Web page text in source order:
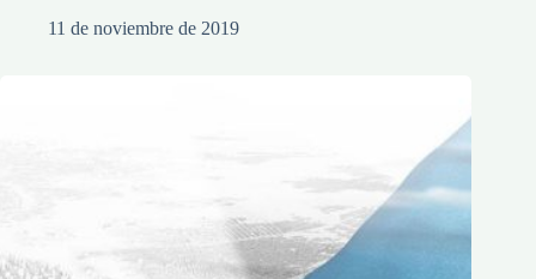
11 de noviembre de 2019